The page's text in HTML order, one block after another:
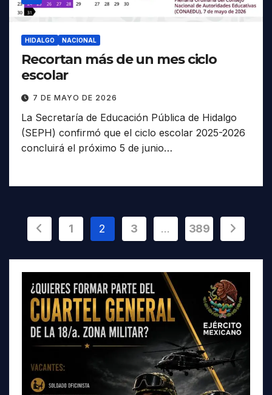
HIDALGO NACIONAL
Recortan más de un mes ciclo
escolar
7 DE MAYO DE 2026
La Secretaría de Educación Pública de Hidalgo
(SEPH) confirmó que el ciclo escolar 2025-2026
concluirá el próximo 5 de junio…
Paginación
de
entradas
1 2 3 … 389